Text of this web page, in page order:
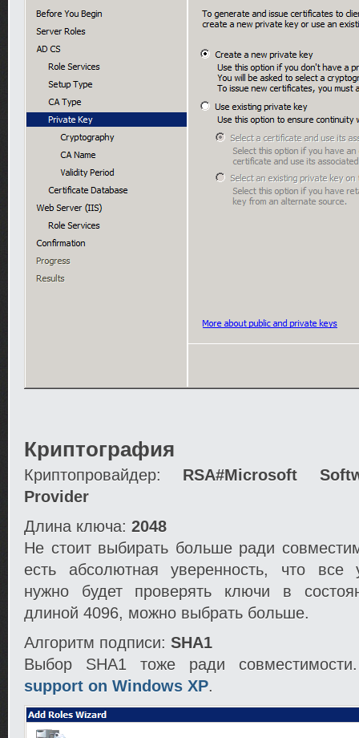
Криптография
Криптопровайдер: RSA#Microsoft
Provider
Длина ключа: 2048
Не стоит выбирать больше ради
есть абсолютная уверенность, что все
нужно будет проверять ключи в
длиной 4096, можно выбрать больше.
Алгоритм подписи: SHA1
Выбор SHA1 тоже ради
support on Windows XP.